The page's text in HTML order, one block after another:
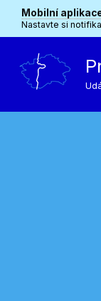
Mobilní
Nastavte si